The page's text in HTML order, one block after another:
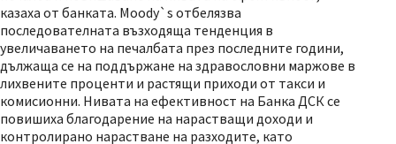
казаха от банката. Moody`s отбелязва
последователната възходяща тенденция в
увеличаването на печалбата през последните години,
дължаща се на поддържане на здравословни маржове в
лихвените проценти и растящи приходи от такси и
комисионни. Нивата на ефективност на Банка ДСК се
повишиха благодарение на нарастващи доходи и
контролирано нарастване на разходите, като